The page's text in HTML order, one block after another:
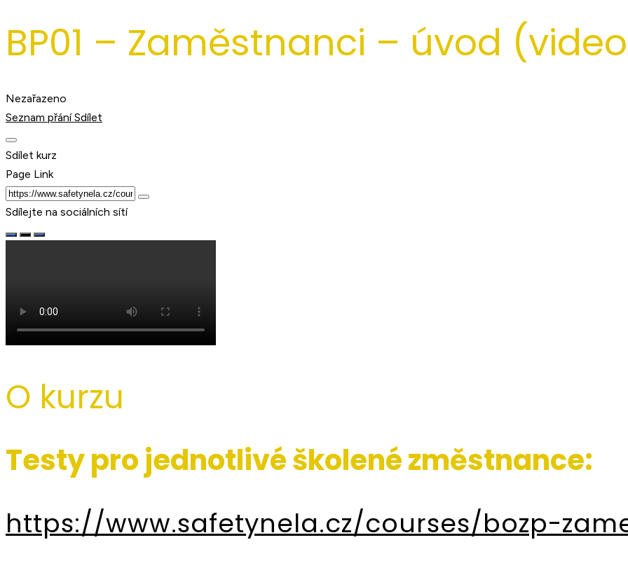
BP01 – Zaměstnanci – úvod
Nezařazeno
Seznam přáníSdílet
Sdílet kurz
Page Link
Sdílejte na sociálních sítí
O kurzu
Testy pro jednotlivé školené změstnance:
https://www.safetynela.cz/courses/bozp-